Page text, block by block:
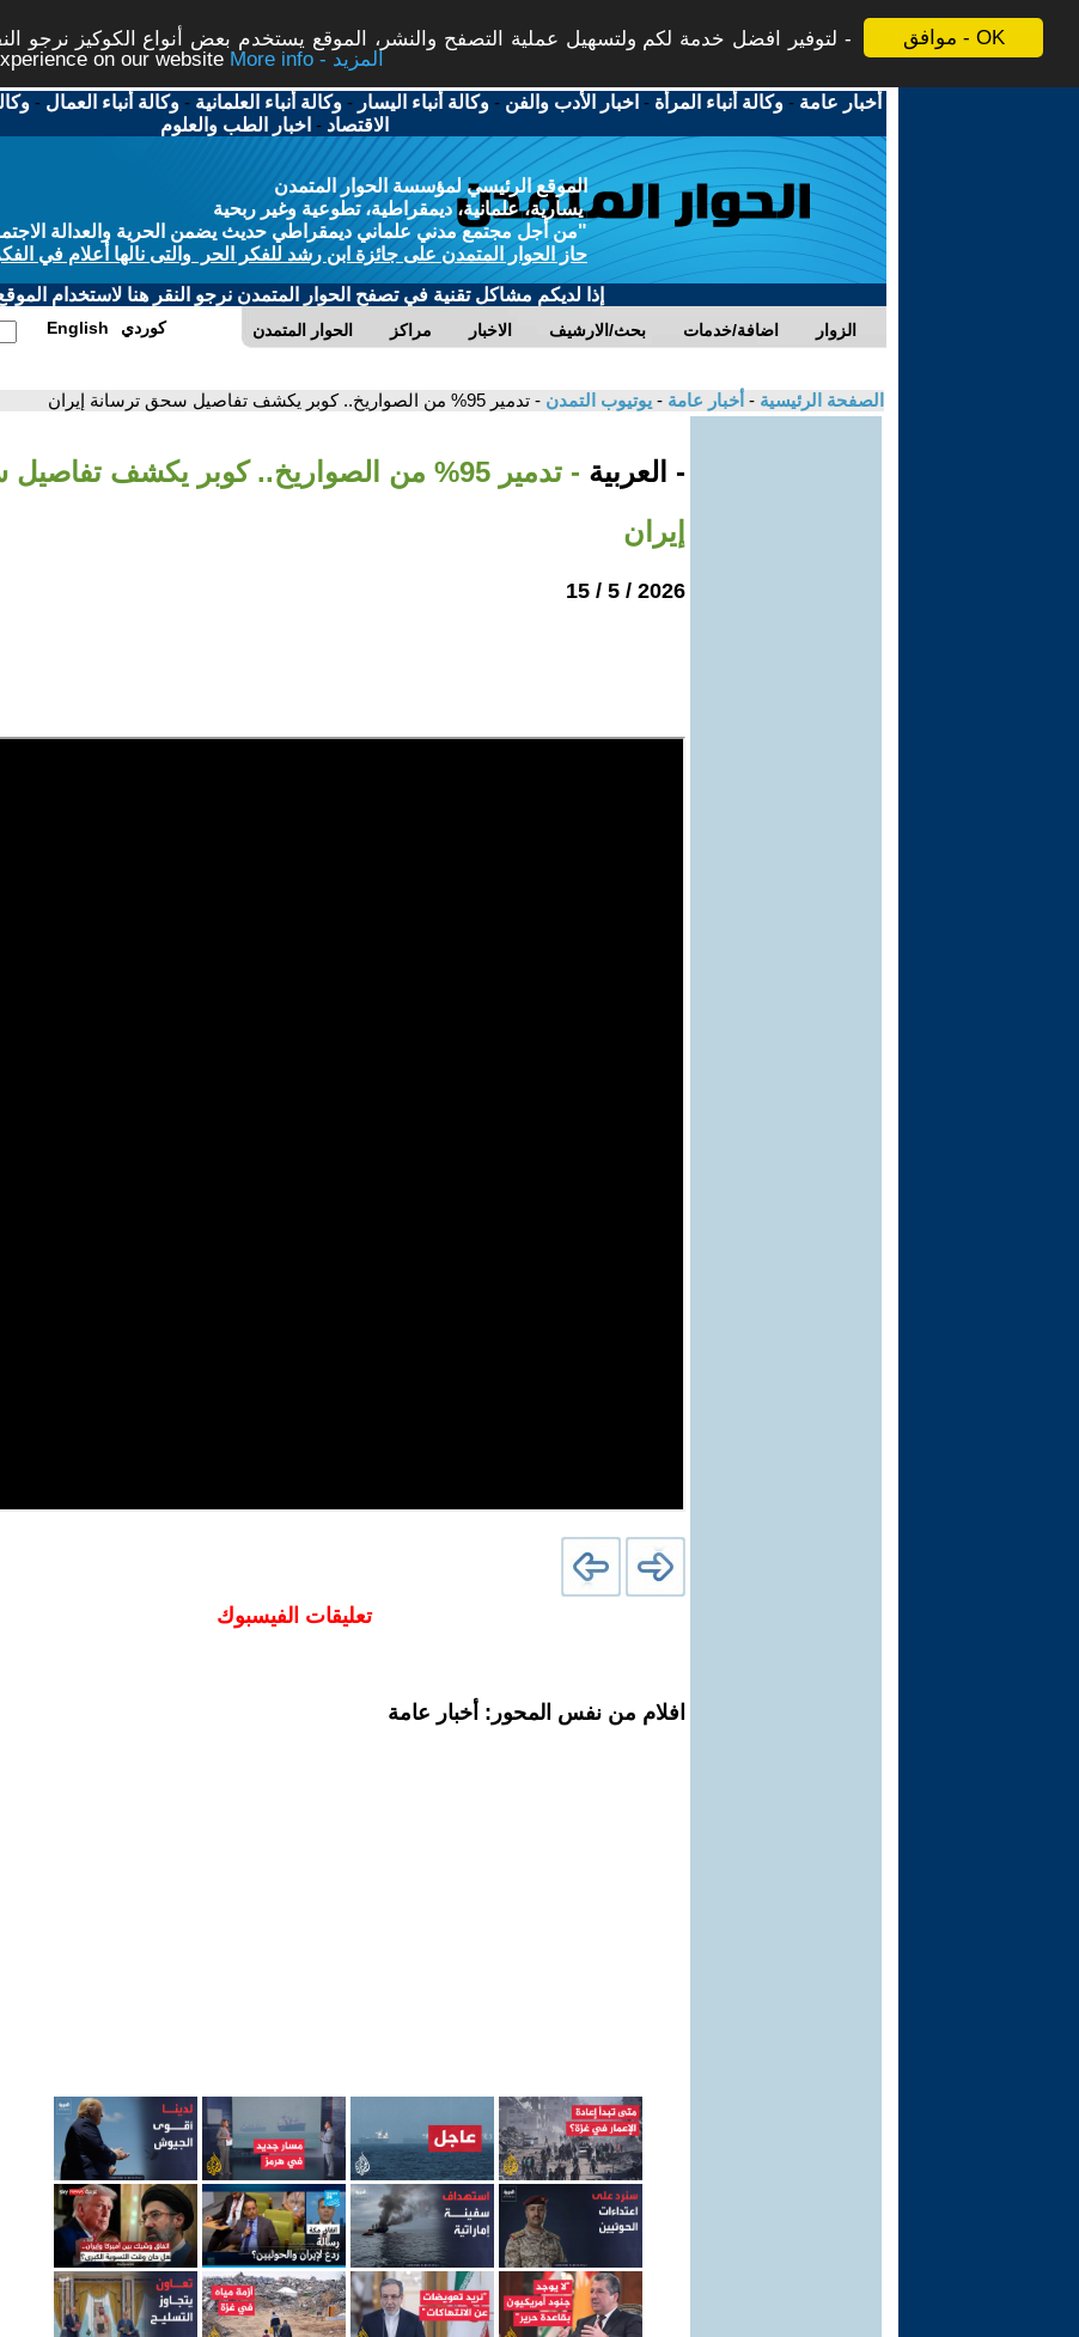
موافق - OK
لتوفير افضل خدمة لكم ولتسهيل عملية التصفح والنشر، الموقع يستخدم بعض أنواع الكوكيز نرجو
on our website
More info - المزيد
أخبار عامة -وكالة أنباء المرأة - اخبار الأدب والفن -وكالة أنباء اليسار -وكالة أنباء العلمانية -وكالة أنباء العمال -
الاقتصاد - اخبار الطب والعلوم
الموقع الرئيسي لمؤسسة الحوار المتمدن
يسارية، علمانية، ديمقراطية، تطوعية وغير ربحية
"من أجل مجتمع مدني علماني ديمقراطي حديث يضمن الحرية والعدالة
حاز الحوار المتمدن على جائزة ابن رشد للفكر الحر والتى نالها أعلام في
إذا لديكم مشاكل تقنية في تصفح الحوار المتمدن نرجو النقر هنا لاستخدام
الحوار المتمدن مراكز الاخبار بحث/الارشيف اضافة/خدمات الزوار English كوردي
الصفحة الرئيسية - أخبار عامة - يوتيوب التمدن - تدمير 95% من الصواريخ.. كوبر يكشف تفاصيل سحق ترسانة إيران
- العربية
- تدمير 95% من الصواريخ.. كوبر يكشف
إيران
2026 / 5 / 15
تعليقات الفيسبوك
افلام من نفس المحور: أخبار عامة